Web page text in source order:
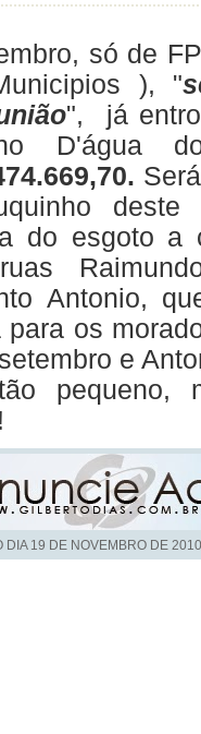
só de
), "
", já
D'água
deste
do esgoto a
Antonio,
para os
e
pequeno,
DIA 19 DE NOVEMBRO DE 2010